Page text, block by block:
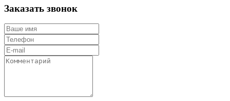
Заказать звонок